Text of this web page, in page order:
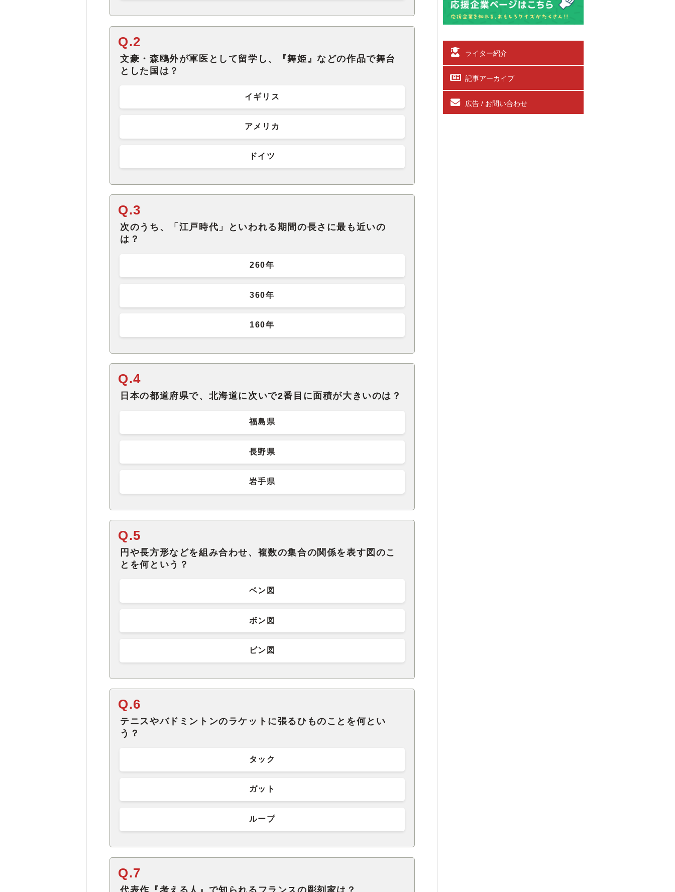
Q.2
文豪・森鴎外が軍医として留学し、『舞姫』などの作品で舞台
とした国は？
イギリス
アメリカ
ドイツ
Q.3
次のうち、「江戸時代」といわれる期間の長さに最も近いの
は？
260年
360年
160年
Q.4
日本の都道府県で、北海道に次いで2番目に面積が大きいのは？
福島県
長野県
岩手県
Q.5
円や長方形などを組み合わせ、複数の集合の関係を表す図のこ
とを何という？
ベン図
ボン図
ビン図
Q.6
テニスやバドミントンのラケットに張るひものことを何とい
う？
タック
ガット
ループ
Q.7
代表作『考える人』で知られるフランスの彫刻家は？
ライター紹介
記事アーカイブ
広告 / お問い合わせ